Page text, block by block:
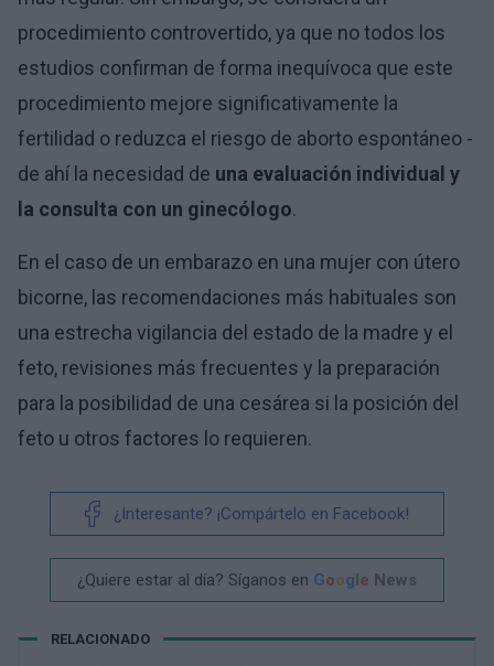
procedimiento controvertido, ya que no todos los
estudios confirman de forma inequívoca que este
procedimiento mejore significativamente la
fertilidad o reduzca el riesgo de aborto espontáneo -
de ahí la necesidad de una evaluación individual y
la consulta con un ginecólogo.
En el caso de un embarazo en una mujer con útero
bicorne, las recomendaciones más habituales son
una estrecha vigilancia del estado de la madre y el
feto, revisiones más frecuentes y la preparación
para la posibilidad de una cesárea si la posición del
feto u otros factores lo requieren.
¿Interesante? ¡Compártelo en Facebook!
¿Quiere estar al día? Síganos en Google News
RELACIONADO